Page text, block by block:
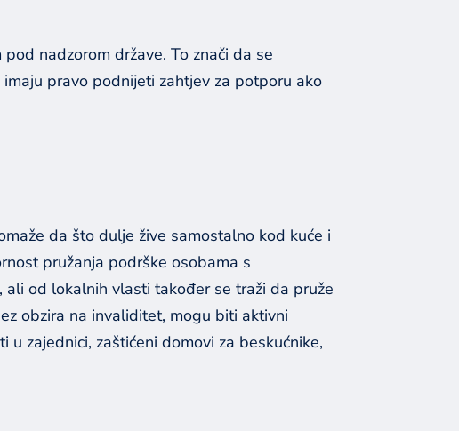
nadzorom države. To znači da se
pravo podnijeti zahtjev za potporu ako
da što dulje žive samostalno kod kuće i
pružanja podrške osobama s
od lokalnih vlasti također se traži da pruže
obzira na invaliditet, mogu biti aktivni
zajednici, zaštićeni domovi za beskućnike,